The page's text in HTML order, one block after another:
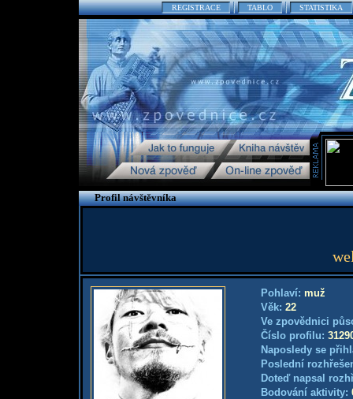
REGISTRACE TABLO STATISTIKA
Profil návštěvníka
Pohlaví: muž
Věk: 22
Ve zpovědnici
Číslo profilu:
Naposledy se
Poslední
Doteď napsal
Bodování aktivity: